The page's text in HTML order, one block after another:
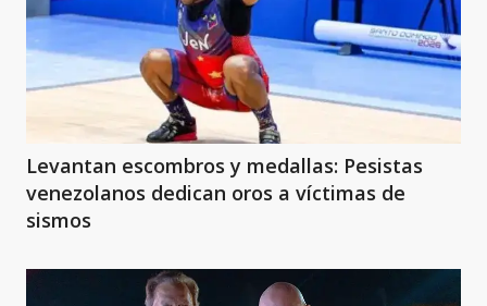
Levantan escombros y medallas: Pesistas
venezolanos dedican oros a víctimas de
sismos